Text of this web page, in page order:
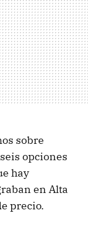
sobre
opciones
hay
en Alta
precio.